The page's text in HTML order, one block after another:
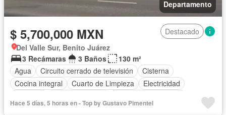
Departamento
$ 5,700,000 MXN
Destacado
Del Valle Sur, Benito Juárez
3 Recámaras
3 Baños
130 m²
Agua
Circuito cerrado de televisión
Cisterna
Cocina integral
Cuarto de Limpieza
Electricidad
Seguridad
Sin amueblar
Hace 5 días, 5 horas en - Top by Gustavo Pimentel